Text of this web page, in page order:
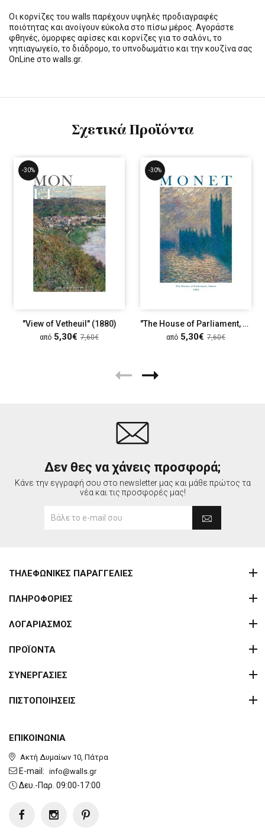
Οι κορνίζες του walls παρέχουν υψηλές προδιαγραφές
ποιότητας και ανοίγουν εύκολα στο πίσω μέρος. Αγοράστε
φθηνές, όμορφες αφίσες και κορνίζες για το σαλόνι, το
νηπιαγωγείο, το διάδρομο, το υπνοδωμάτιο και την κουζίνα σας
OnLine στο walls.gr.
Σχετικά Προϊόντα
-30%
"View of Vetheuil" (1880)
από 5,30€ 7,60€
-30%
"The House of Parliament, Sunset" (1903)
από 5,30€ 7,60€
Δεν θες να χάνεις προσφορά;
Κάνε την εγγραφή σου στο newsletter μας και μάθε πρώτος τα
νέα και τις προσφορές μας!
ΕΠΙΚΟΙΝΩΝΙΑ
Ακτή Δυμαίων 10, Πάτρα
E-mail: info@walls.gr
Δευ.-Παρ. 09:00-17:00
ΤΗΛΕΦΩΝΙΚΕΣ ΠΑΡΑΓΓΕΛΙΕΣ
ΠΛΗΡΟΦΟΡΙΕΣ
ΛΟΓΑΡΙΑΣΜΟΣ
ΠΡΟΪΟΝΤΑ
ΣΥΝΕΡΓΑΣΙΕΣ
ΠΙΣΤΟΠΟΙΗΣΕΙΣ